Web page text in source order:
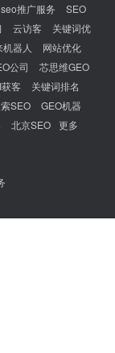
seo推广服务
SEO
云访客
关键词优
器人
网站优化
公司
芯思维GEO
客
关键词排名
SEO
GEO机器
北京SEO 更多